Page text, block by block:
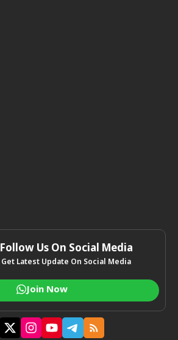
Follow Us On Social Media
Get Latest Update On Social Media
Join Now